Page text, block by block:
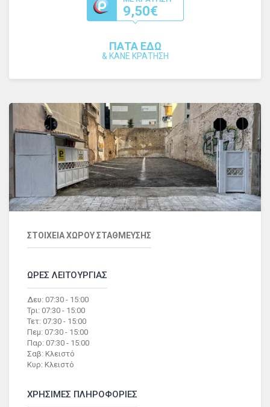
ΜΕ ΚΡΑΤΗΣΗ
9,50€
ΠΑΤΑ ΕΔΩ
& ΚΑΝΕ ΚΡΑΤΗΣΗ
ΣΤΟΙΧΕΙΑ ΧΩΡΟΥ ΣΤΑΘΜΕΥΣΗΣ
ΩΡΕΣ ΛΕΙΤΟΥΡΓΙΑΣ
Δευ: 07:30 - 15:00
Τρι: 07:30 - 15:00
Τετ: 07:30 - 15:00
Πεμ: 07:30 - 15:00
Παρ: 07:30 - 15:00
Σαβ: Κλειστό
Κυρ: Κλειστό
ΧΡΗΣΙΜΕΣ ΠΛΗΡΟΦΟΡΙΕΣ